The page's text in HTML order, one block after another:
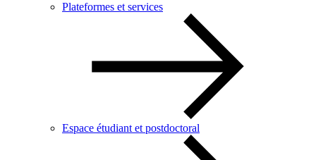
Plateformes et services
Espace étudiant et postdoctoral